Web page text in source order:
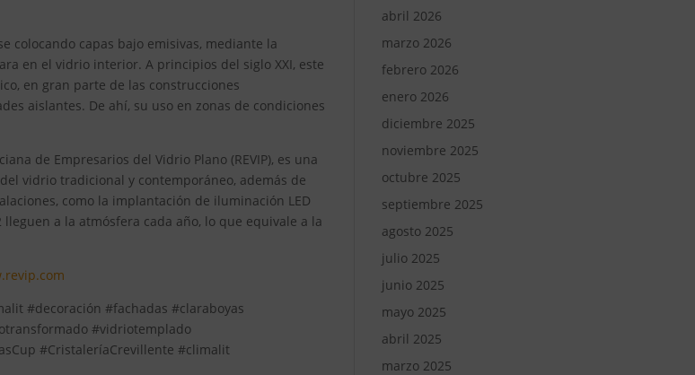
colocando capas bajo emisivas, mediante la
en el vidrio interior. A principios del siglo XXI, este
en gran parte de las construcciones
aislantes. De ahí, su uso en zonas de condiciones
de Empresarios del Vidrio Plano (REVIP), es una
vidrio tradicional y contemporáneo, además de
como la implantación de iluminación LED
a la atmósfera cada año, lo que equivale a la
#decoración #fachadas #claraboyas
#vidriotemplado
#CristaleríaCrevillente #climalit
abril 2026
marzo 2026
febrero 2026
enero 2026
diciembre 2025
noviembre 2025
octubre 2025
septiembre 2025
agosto 2025
julio 2025
junio 2025
mayo 2025
abril 2025
marzo 2025